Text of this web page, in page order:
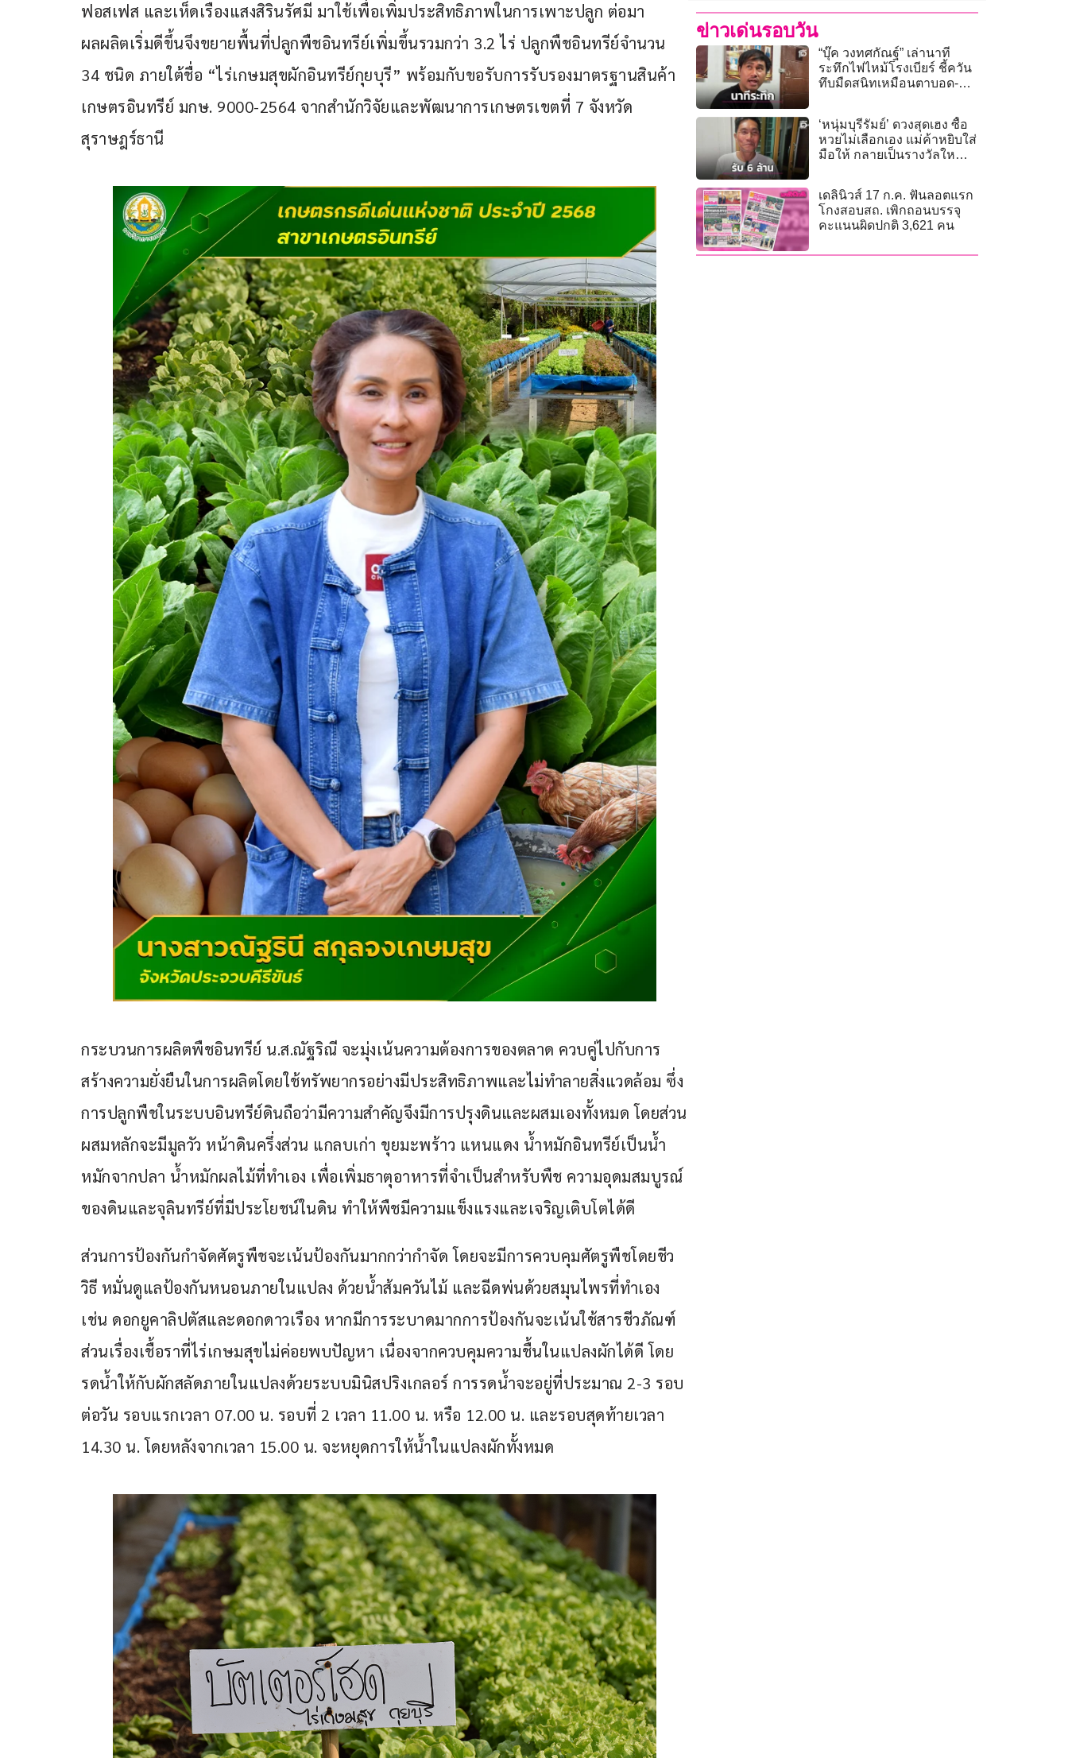
ฟอสเฟส และเห็ดเรืองแสงสิรินรัศมี มาใช้เพื่อเพิ่มประสิทธิภาพในการเพาะปลูก ต่อมา
ผลผลิตเริ่มดีขึ้นจึงขยายพื้นที่ปลูกพืชอินทรีย์เพิ่มขึ้นรวมกว่า 3.2 ไร่ ปลูกพืชอินทรีย์จำนวน
34 ชนิด ภายใต้ชื่อ “ไร่เกษมสุขผักอินทรีย์กุยบุรี” พร้อมกับขอรับการรับรองมาตรฐานสินค้า
เกษตรอินทรีย์ มกษ. 9000-2564 จากสำนักวิจัยและพัฒนาการเกษตรเขตที่ 7 จังหวัด
สุราษฎร์ธานี
กระบวนการผลิตพืชอินทรีย์ น.ส.ณัฐริณี จะมุ่งเน้นความต้องการของตลาด ควบคู่ไปกับการ
สร้างความยั่งยืนในการผลิตโดยใช้ทรัพยากรอย่างมีประสิทธิภาพและไม่ทำลายสิ่งแวดล้อม ซึ่ง
การปลูกพืชในระบบอินทรีย์ดินถือว่ามีความสำคัญจึงมีการปรุงดินและผสมเองทั้งหมด โดยส่วน
ผสมหลักจะมีมูลวัว หน้าดินครึ่งส่วน แกลบเก่า ขุยมะพร้าว แหนแดง น้ำหมักอินทรีย์เป็นน้ำ
หมักจากปลา น้ำหมักผลไม้ที่ทำเอง เพื่อเพิ่มธาตุอาหารที่จำเป็นสำหรับพืช ความอุดมสมบูรณ์
ของดินและจุลินทรีย์ที่มีประโยชน์ในดิน ทำให้พืชมีความแข็งแรงและเจริญเติบโตได้ดี
ส่วนการป้องกันกำจัดศัตรูพืชจะเน้นป้องกันมากกว่ากำจัด โดยจะมีการควบคุมศัตรูพืชโดยชีว
วิธี หมั่นดูแลป้องกันหนอนภายในแปลง ด้วยน้ำส้มควันไม้ และฉีดพ่นด้วยสมุนไพรที่ทำเอง
เช่น ดอกยูคาลิปตัสและดอกดาวเรือง หากมีการระบาดมากการป้องกันจะเน้นใช้สารชีวภัณฑ์
ส่วนเรื่องเชื้อราที่ไร่เกษมสุขไม่ค่อยพบปัญหา เนื่องจากควบคุมความชื้นในแปลงผักได้ดี โดย
รดน้ำให้กับผักสลัดภายในแปลงด้วยระบบมินิสปริงเกลอร์ การรดน้ำจะอยู่ที่ประมาณ 2-3 รอบ
ต่อวัน รอบแรกเวลา 07.00 น. รอบที่ 2 เวลา 11.00 น. หรือ 12.00 น. และรอบสุดท้ายเวลา
14.30 น. โดยหลังจากเวลา 15.00 น. จะหยุดการให้น้ำในแปลงผักทั้งหมด
ข่าวเด่นรอบวัน
“บุ๊ค วงทศกัณฐ์” เล่านาที
ระทึกไฟไหม้โรงเบียร์ ชี้ควัน
ทึบมืดสนิทเหมือนตาบอด-ลุก
‘หนุ่มบุรีรัมย์’ ดวงสุดเฮง ซื้อ
หวยไม่เลือกเอง แม่ค้าหยิบใส่
มือให้ กลายเป็นรางวัลใหญ่
เดลินิวส์ 17 ก.ค. ฟันลอตแรก
โกงสอบสถ. เพิกถอนบรรจุ
คะแนนผิดปกติ 3,621 คน